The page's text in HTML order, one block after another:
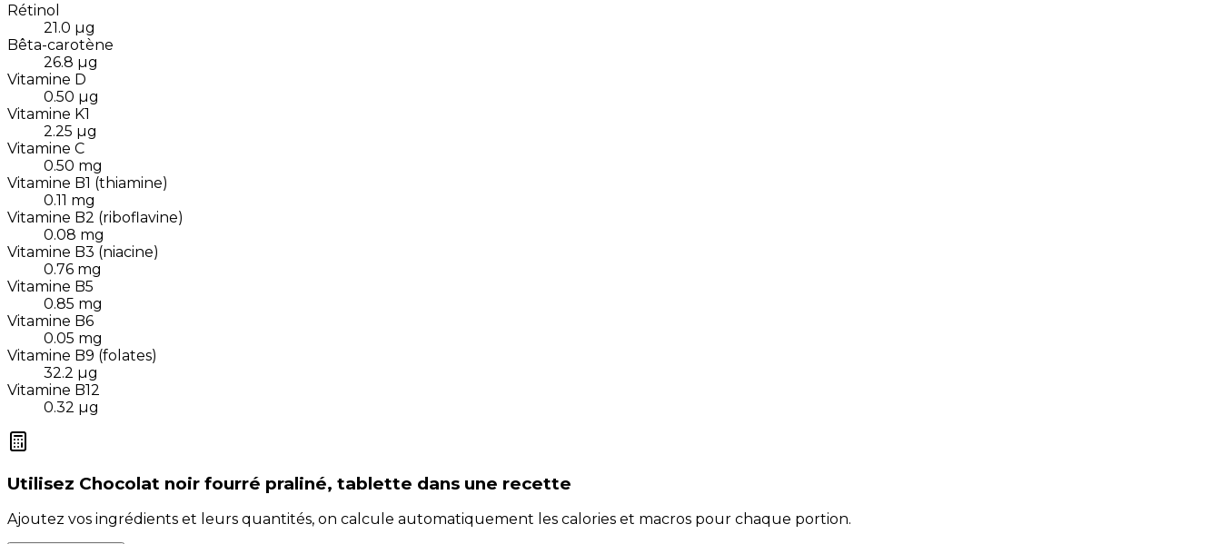
Rétinol
21.0 µg
Bêta-carotène
26.8 µg
Vitamine D
0.50 µg
Vitamine K1
2.25 µg
Vitamine C
0.50 mg
Vitamine B1 (thiamine)
0.11 mg
Vitamine B2 (riboflavine)
0.08 mg
Vitamine B3 (niacine)
0.76 mg
Vitamine B5
0.85 mg
Vitamine B6
0.05 mg
Vitamine B9 (folates)
32.2 µg
Vitamine B12
0.32 µg
Utilisez Chocolat noir fourré praliné, tablette dans une recette
Ajoutez vos ingrédients et leurs quantités, on calcule automatiquement les calories et macros pour chaque portion.